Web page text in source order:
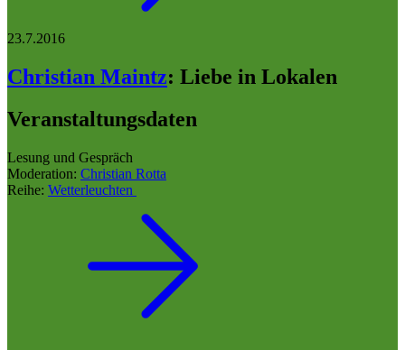
23.7.2016
Christian Maintz: Liebe in Lokalen
Veranstaltungsdaten
Lesung und Gespräch
Moderation: Christian Rotta
Reihe: Wetterleuchten